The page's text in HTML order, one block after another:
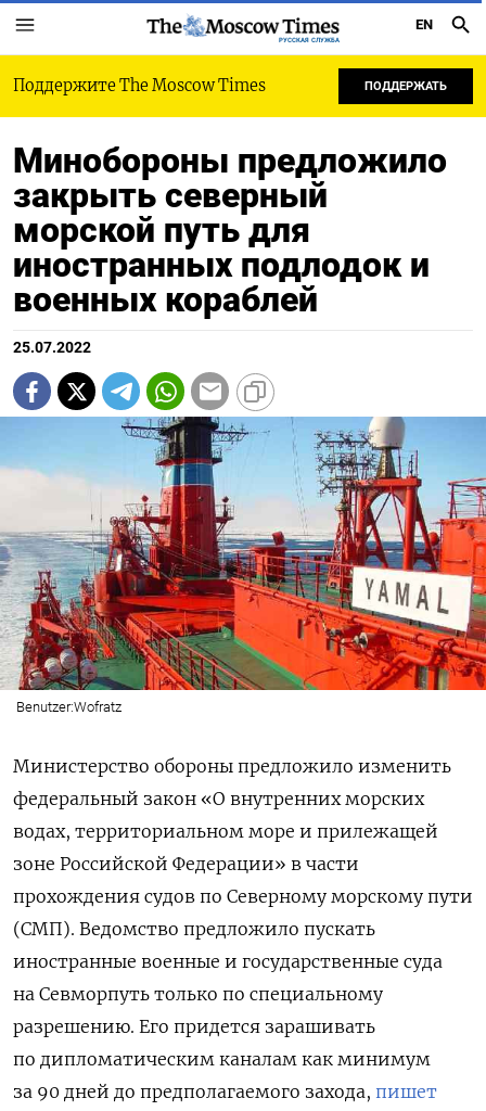
РУССКАЯ СЛУЖБА
EN
Поддержите The Moscow Times ПОДДЕРЖАТЬ
Минобороны предложило
закрыть северный
морской путь для
иностранных подлодок и
военных кораблей
25.07.2022
Benutzer:Wofratz
Министерство обороны предложило изменить
федеральный закон «О внутренних морских
водах, территориальном море и прилежащей
зоне Российской Федерации» в части
прохождения судов по Северному морскому пути
(СМП). Ведомство предложило пускать
иностранные военные и государственные суда
на Севморпуть только по специальному
разрешению. Его придется зарашивать
по дипломатическим каналам как минимум
за 90 дней до предполагаемого захода, пишет